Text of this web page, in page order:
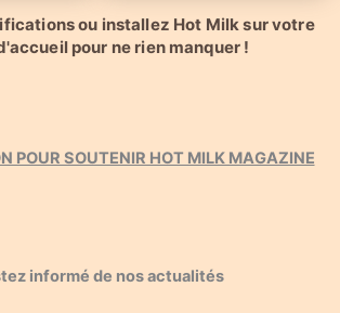
ou installez Hot Milk sur votre
pour ne rien manquer !
POUR SOUTENIR HOT MILK MAGAZINE
informé de nos actualités